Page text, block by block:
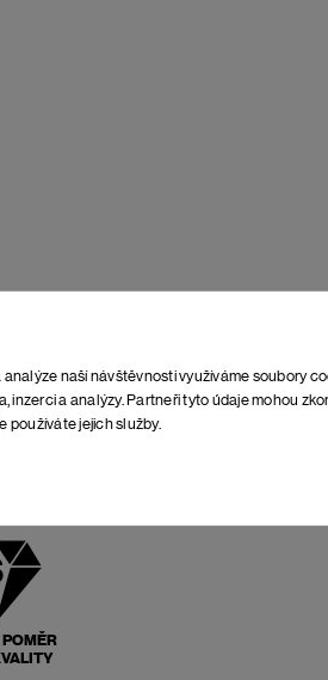
naší návštěvnosti využíváme soubory
inzerci a analýzy. Partneři tyto údaje mohou
používáte jejich služby.